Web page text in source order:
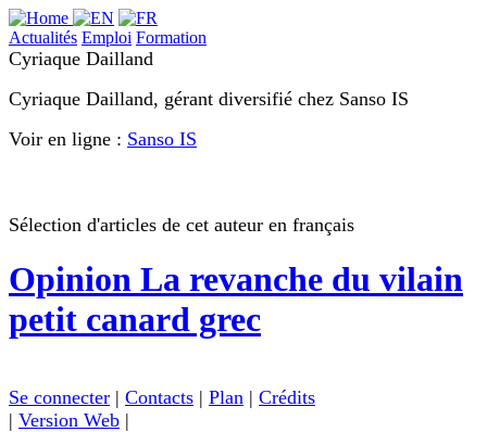
Actualités Emploi Formation
Cyriaque Dailland
Cyriaque Dailland, gérant diversifié chez Sanso IS
Voir en ligne : Sanso IS
Sélection d'articles de cet auteur en français
Opinion La revanche du vilain
petit canard grec
Se connecter | Contacts | Plan | Crédits
| Version Web |